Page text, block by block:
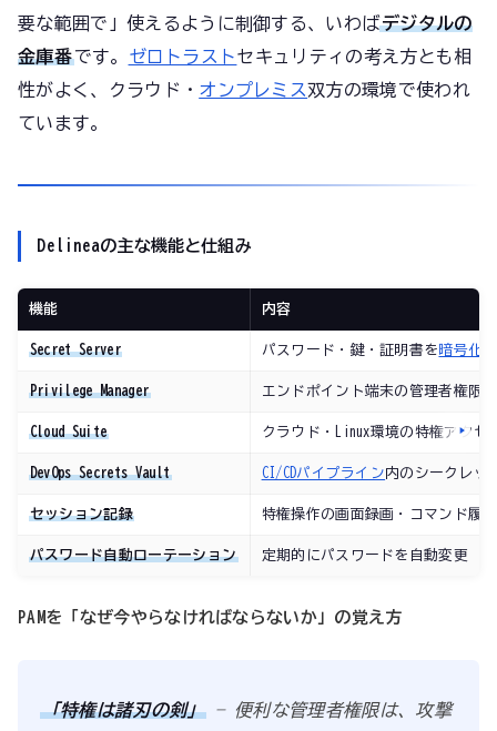
要な範囲で」使えるように制御する、いわばデジタルの
金庫番です。 ゼロトラストセキュリティの考え方とも相
性がよく、クラウド・ オンプレミス双方の環境で使われ
ています。
Delineaの主な機能と仕組み
機能 内容
Secret Server パスワード・鍵・証明書を 暗号化
Privilege Manager エンドポイント端末の管理者権限
Cloud Suite クラウド・Linux環境の特権アクセ
DevOps Secrets Vault CI/CDパイプライン内のシークレッ
セッション記録 特権操作の画面録画・コマンド履
パスワード自動ローテーション 定期的にパスワードを自動変更
PAMを「なぜ今やらなければならないか」の覚え方
「特権は諸刃の剣」 — 便利な管理者権限は、攻撃